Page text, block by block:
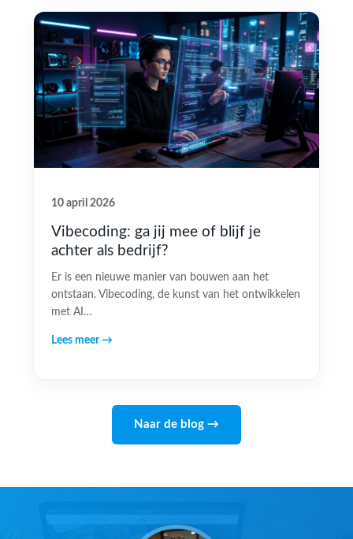
10 april 2026
Vibecoding: ga jij mee of blijf je
achter als bedrijf?
Er is een nieuwe manier van bouwen aan het
ontstaan. Vibecoding, de kunst van het ontwikkelen
met AI…
Lees meer →
Naar de blog →